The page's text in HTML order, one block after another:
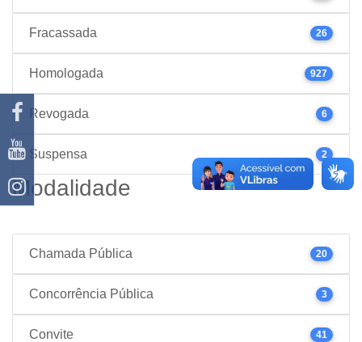
Fracassada 26
Homologada 927
Revogada 6
Suspensa 2
Modalidade
Chamada Pública 20
Concorrência Pública 3
Convite 41